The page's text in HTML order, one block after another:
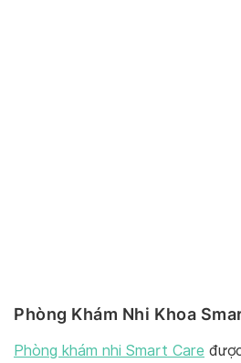
Phòng Khám Nhi Khoa
Phòng khám nhi Smart Care